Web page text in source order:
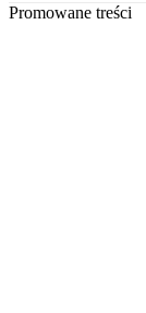
Promowane treści